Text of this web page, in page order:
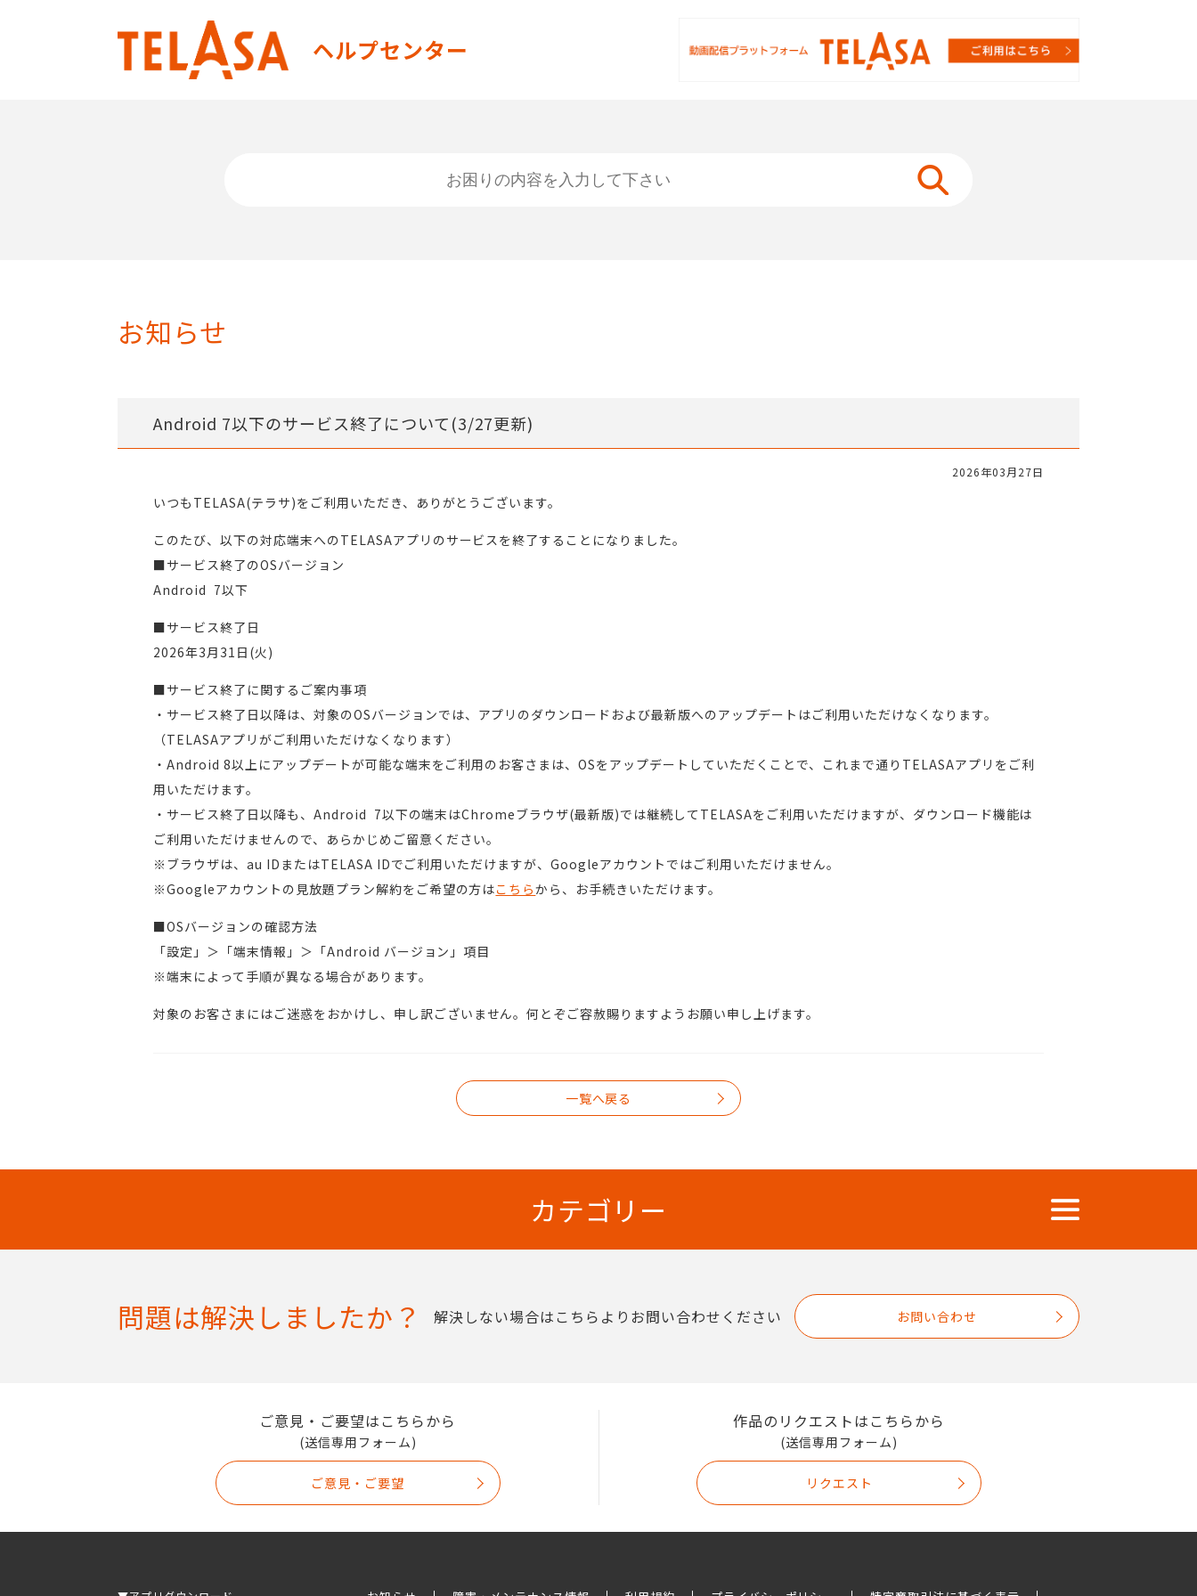
ヘルプセンター
お知らせ
Android 7以下のサービス終了について(3/27更新)
2026年03月27日
いつもTELASA(テラサ)をご利用いただき、ありがとうございます。
このたび、以下の対応端末へのTELASAアプリのサービスを終了することになりました。
■サービス終了のOSバージョン
Android 7以下
■サービス終了日
2026年3月31日(火)
■サービス終了に関するご案内事項
・サービス終了日以降は、対象のOSバージョンでは、アプリのダウンロードおよび最新版へのアップデートはご利用いただけなくなります。
（TELASAアプリがご利用いただけなくなります）
・Android 8以上にアップデートが可能な端末をご利用のお客さまは、OSをアップデートしていただくことで、これまで通りTELASAアプリをご利
用いただけます。
・サービス終了日以降も、Android 7以下の端末はChromeブラウザ(最新版)では継続してTELASAをご利用いただけますが、ダウンロード機能は
ご利用いただけませんので、あらかじめご留意ください。
※ブラウザは、au IDまたはTELASA IDでご利用いただけますが、Googleアカウントではご利用いただけません。
※Googleアカウントの見放題プラン解約をご希望の方はこちらから、お手続きいただけます。
■OSバージョンの確認方法
「設定」＞「端末情報」＞「Android バージョン」項目
※端末によって手順が異なる場合があります。
対象のお客さまにはご迷惑をおかけし、申し訳ございません。何とぞご容赦賜りますようお願い申し上げます。
一覧へ戻る
カテゴリー
問題は解決しましたか？ 解決しない場合はこちらよりお問い合わせください お問い合わせ
ご意見・ご要望はこちらから
(送信専用フォーム)
ご意見・ご要望
作品のリクエストはこちらから
(送信専用フォーム)
リクエスト